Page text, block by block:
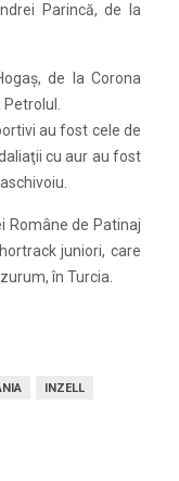
Parincă, de la
de la Corona
Petrolul.
au fost cele de
cu aur au fost
Române de Patinaj
juniori, care
în Turcia.
INZELL